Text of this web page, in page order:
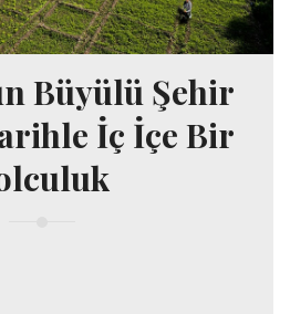
Büyülü Şehir
İç İçe Bir